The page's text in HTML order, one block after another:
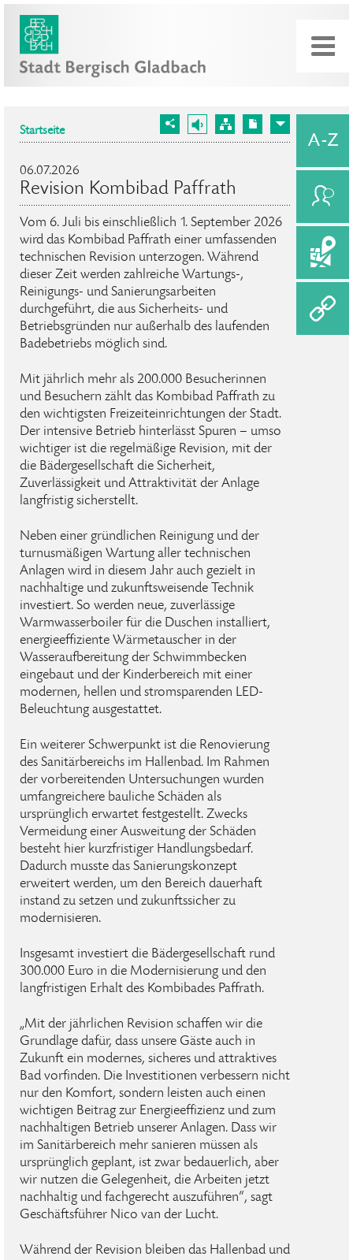
Startseite
06.07.2026
Revision Kombibad Paffrath
Vom 6. Juli bis einschließlich 1. September 2026
wird das Kombibad Paffrath einer umfassenden
technischen Revision unterzogen. Während
dieser Zeit werden zahlreiche Wartungs-,
Reinigungs- und Sanierungsarbeiten
durchgeführt, die aus Sicherheits- und
Betriebsgründen nur außerhalb des laufenden
Badebetriebs möglich sind.
Mit jährlich mehr als 200.000 Besucherinnen
und Besuchern zählt das Kombibad Paffrath zu
den wichtigsten Freizeiteinrichtungen der Stadt.
Der intensive Betrieb hinterlässt Spuren – umso
wichtiger ist die regelmäßige Revision, mit der
die Bädergesellschaft die Sicherheit,
Zuverlässigkeit und Attraktivität der Anlage
langfristig sicherstellt.
Neben einer gründlichen Reinigung und der
turnusmäßigen Wartung aller technischen
Anlagen wird in diesem Jahr auch gezielt in
nachhaltige und zukunftsweisende Technik
investiert. So werden neue, zuverlässige
Warmwasserboiler für die Duschen installiert,
energieeffiziente Wärmetauscher in der
Wasseraufbereitung der Schwimmbecken
eingebaut und der Kinderbereich mit einer
modernen, hellen und stromsparenden LED-
Beleuchtung ausgestattet.
Ein weiterer Schwerpunkt ist die Renovierung
des Sanitärbereichs im Hallenbad. Im Rahmen
der vorbereitenden Untersuchungen wurden
umfangreichere bauliche Schäden als
ursprünglich erwartet festgestellt. Zwecks
Vermeidung einer Ausweitung der Schäden
besteht hier kurzfristiger Handlungsbedarf.
Dadurch musste das Sanierungskonzept
erweitert werden, um den Bereich dauerhaft
instand zu setzen und zukunftssicher zu
modernisieren.
Insgesamt investiert die Bädergesellschaft rund
300.000 Euro in die Modernisierung und den
langfristigen Erhalt des Kombibades Paffrath.
„Mit der jährlichen Revision schaffen wir die
Grundlage dafür, dass unsere Gäste auch in
Zukunft ein modernes, sicheres und attraktives
Bad vorfinden. Die Investitionen verbessern nicht
nur den Komfort, sondern leisten auch einen
wichtigen Beitrag zur Energieeffizienz und zum
nachhaltigen Betrieb unserer Anlagen. Dass wir
im Sanitärbereich mehr sanieren müssen als
ursprünglich geplant, ist zwar bedauerlich, aber
wir nutzen die Gelegenheit, die Arbeiten jetzt
nachhaltig und fachgerecht auszuführen“, sagt
Geschäftsführer Nico van der Lucht.
Während der Revision bleiben das Hallenbad und